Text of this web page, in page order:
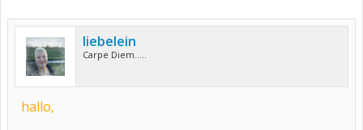
liebelein
Carpe Diem.....
hallo,